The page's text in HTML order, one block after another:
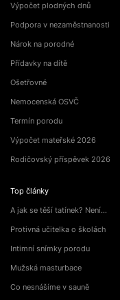
Výpočet plodných dnů
Podpora v nezaměstnanosti
Nárok na porodné
Přídavky na dítě
Ošetřovné
Nemocenská OSVČ
Termín porodu
Výpočet mateřské 2026
Rodičovský příspěvek 2026
Top články
A jak se těší tatínek? Není…
Protivná učitelka o školách
Intimní snímky porodu
Mužská masturbace
Co nesnášíme v sauně